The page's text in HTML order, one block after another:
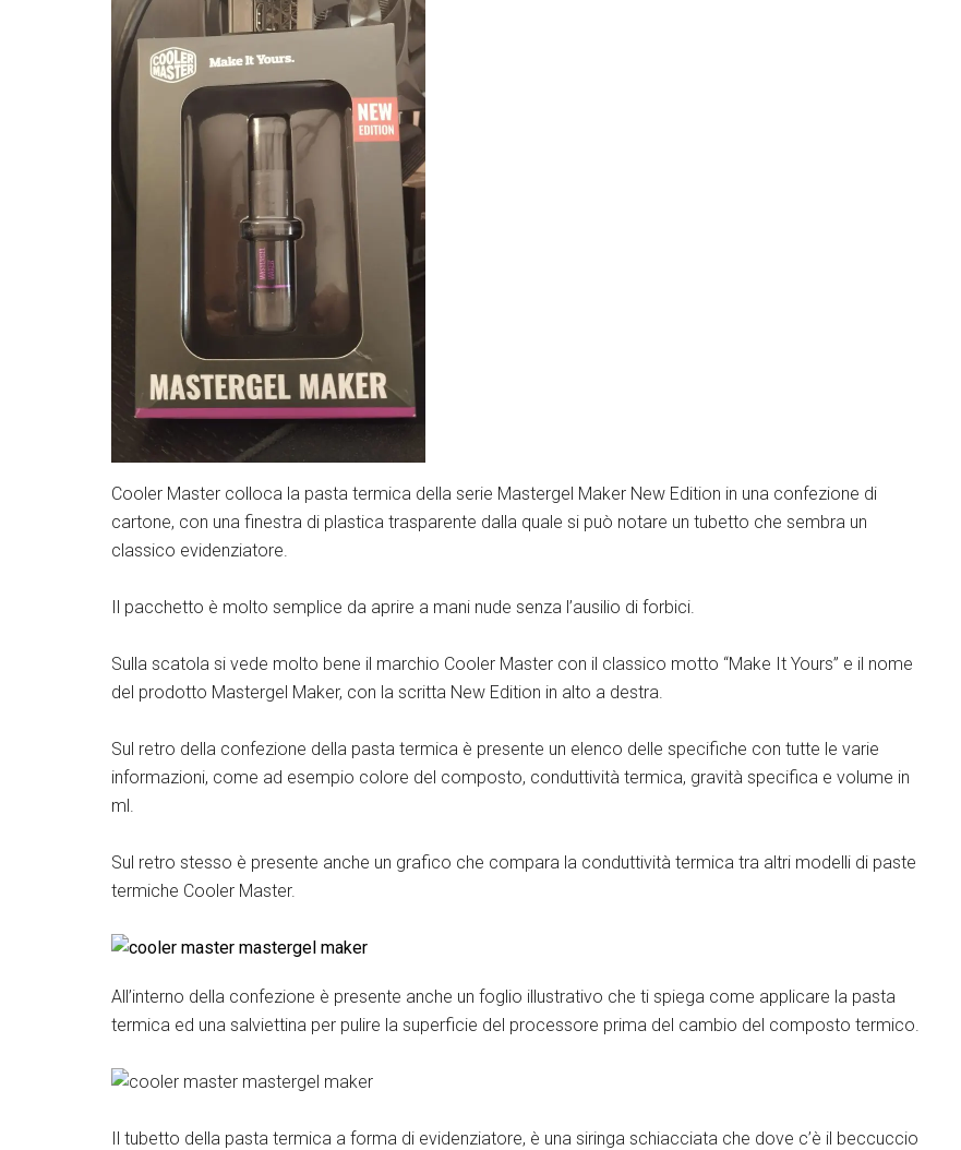
Cooler Master colloca la pasta termica della serie Mastergel Maker New Edition in una confezione di
cartone, con una finestra di plastica trasparente dalla quale si può notare un tubetto che sembra un
classico evidenziatore.
Il pacchetto è molto semplice da aprire a mani nude senza l’ausilio di forbici.
Sulla scatola si vede molto bene il marchio Cooler Master con il classico motto “Make It Yours” e il nome
del prodotto Mastergel Maker, con la scritta New Edition in alto a destra.
Sul retro della confezione della pasta termica è presente un elenco delle specifiche con tutte le varie
informazioni, come ad esempio colore del composto, conduttività termica, gravità specifica e volume in
ml.
Sul retro stesso è presente anche un grafico che compara la conduttività termica tra altri modelli di paste
termiche Cooler Master.
All’interno della confezione è presente anche un foglio illustrativo che ti spiega come applicare la pasta
termica ed una salviettina per pulire la superficie del processore prima del cambio del composto termico.
Il tubetto della pasta termica a forma di evidenziatore, è una siringa schiacciata che dove c’è il beccuccio